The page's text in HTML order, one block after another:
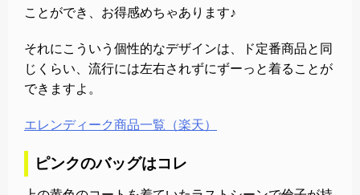
ことができ、お得感めちゃあります♪
それにこういう個性的なデザインは、ド定番商品と同
じくらい、流行には左右されずにずーっと着ることが
できますよ。
エレンディーク商品一覧（楽天）
ピンクのバッグはコレ